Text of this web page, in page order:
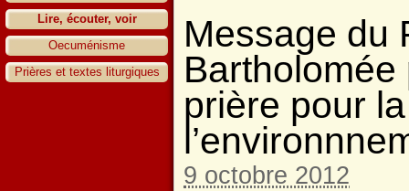
Lire, écouter, voir
Oecuménisme
Prières et textes liturgiques
Message du
prière pour
9 octobre 2012